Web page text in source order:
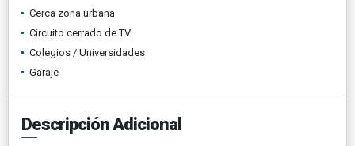
Cerca zona urbana
Circuito cerrado de TV
Colegios / Universidades
Garaje
Descripción Adicional